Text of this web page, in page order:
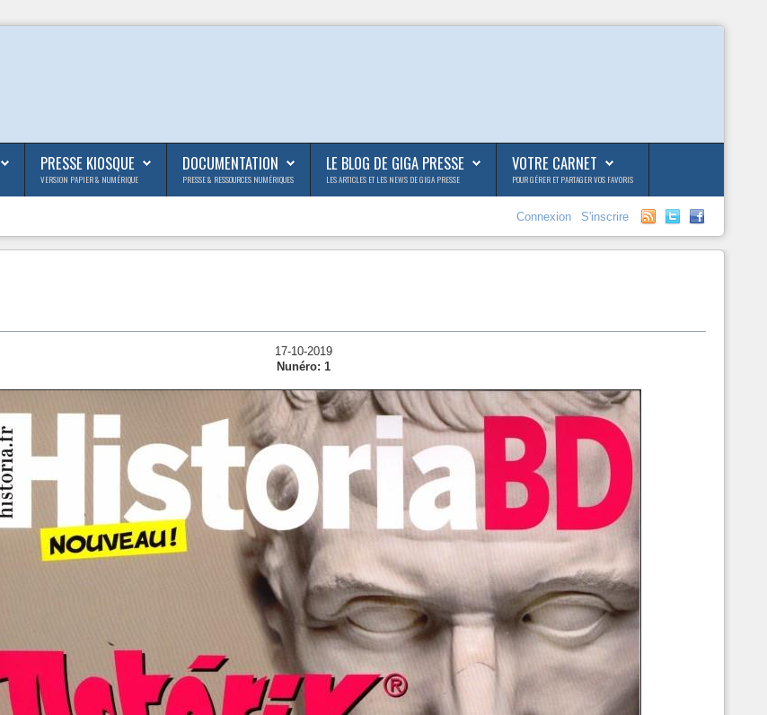
PRESSE KIOSQUE
VERSION PAPIER & NUMÉRIQUE
DOCUMENTATION
PRESSE & RESSOURCES NUMÉRIQUES
LE BLOG DE GIGA PRESSE
LES ARTICLES ET LES NEWS DE GIGA PRESSE
VOTRE CARNET
POUR GÉRER ET PARTAGER VOS FAVORIS
Connexion S'inscrire
17-10-2019
Nunéro: 1